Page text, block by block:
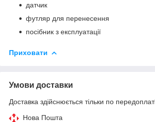
датчик
футляр для перенесення
посібник з експлуатації
Приховати
Умови доставки
Доставка здійснюється тільки по
Нова Пошта